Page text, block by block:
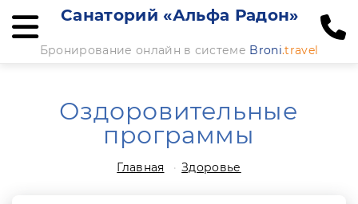
Санаторий «Альфа Радон»
Бронирование онлайн в системе Broni.travel
Оздоровительные
программы
Главная Здоровье